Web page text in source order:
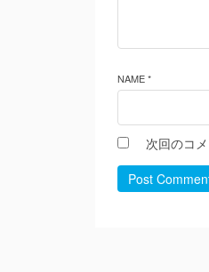
NAME *
次回のコ
Post